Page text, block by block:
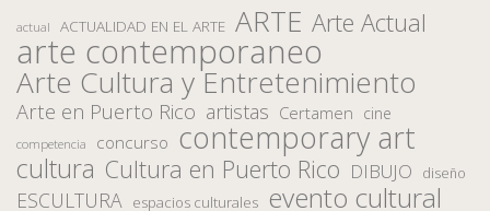
actual ACTUALIDAD EN EL ARTE ARTE Arte Actual
arte contemporaneo
Arte Cultura y Entretenimiento
Arte en Puerto Rico artistas Certamen cine
competencia concurso contemporary art
cultura Cultura en Puerto Rico DIBUJO diseño
ESCULTURA espacios culturales evento cultural